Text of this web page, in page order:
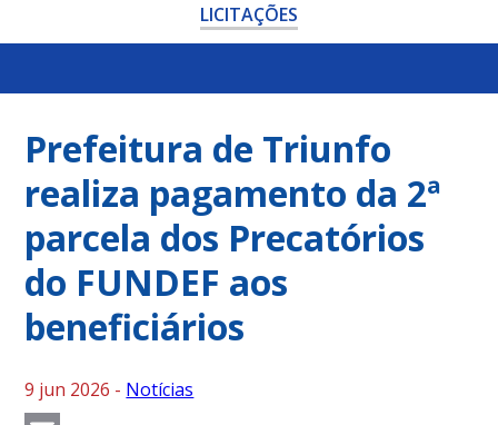
LICITAÇÕES
Prefeitura de Triunfo
realiza pagamento da 2ª
parcela dos Precatórios
do FUNDEF aos
beneficiários
9 jun 2026 - Notícias